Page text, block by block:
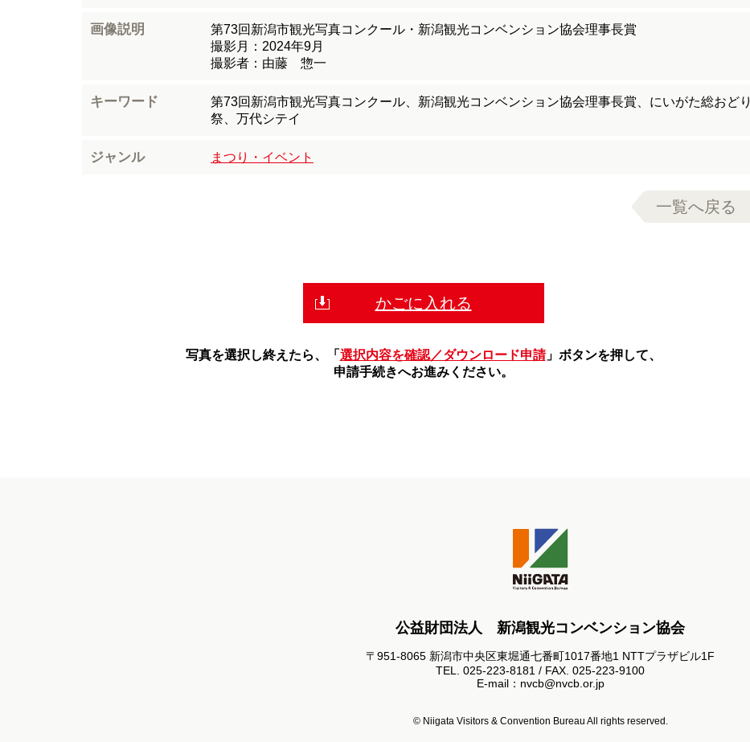
画像説明
第73回新潟市観光写真コンクール・新潟観光コンベンション協会理事長賞
撮影月：2024年9月
撮影者：由藤 惣一
キーワード
第73回新潟市観光写真コンクール、新潟観光コンベンション協会理事長賞、にいがた総おどり
祭、万代シテイ
ジャンル まつり・イベント
一覧へ戻る
かごに入れる
写真を選択し終えたら、「 選択内容を確認／ダウンロード申請」ボタンを押して、
申請手続きへお進みください。
公益財団法人 新潟観光コンベンション協会
〒951-8065 新潟市中央区東堀通七番町1017番地1 NTTプラザビル1F
TEL. 025-223-8181 / FAX. 025-223-9100
E-mail：nvcb@nvcb.or.jp
© Niigata Visitors & Convention Bureau All rights reserved.